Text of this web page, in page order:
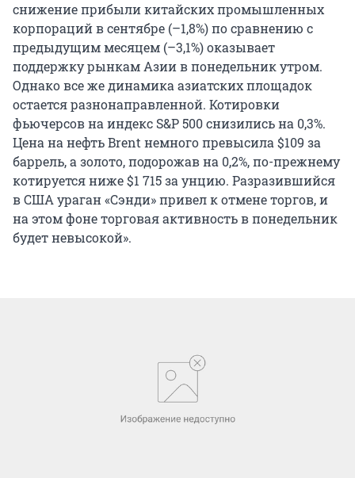
снижение прибыли китайских промышленных
корпораций в сентябре (–1,8%) по сравнению с
предыдущим месяцем (–3,1%) оказывает
поддержку рынкам Азии в понедельник утром.
Однако все же динамика азиатских площадок
остается разнонаправленной. Котировки
фьючерсов на индекс S&P 500 снизились на 0,3%.
Цена на нефть Brent немного превысила $109 за
баррель, а золото, подорожав на 0,2%, по-прежнему
котируется ниже $1 715 за унцию. Разразившийся
в США ураган «Сэнди» привел к отмене торгов, и
на этом фоне торговая активность в понедельник
будет невысокой».